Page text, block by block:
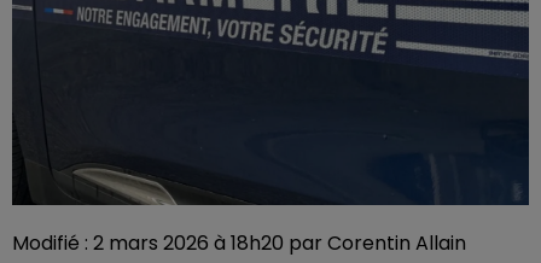
Modifié : 2 mars 2026 à 18h20 par Corentin Allain